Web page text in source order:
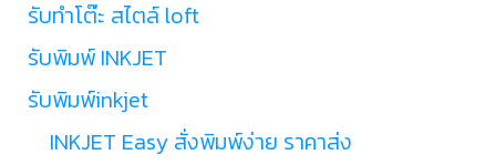
รับทำโต๊ะ สไตล์ loft
รับพิมพ์ INKJET
รับพิมพ์inkjet
INKJET Easy สั่งพิมพ์ง่าย ราคาส่ง